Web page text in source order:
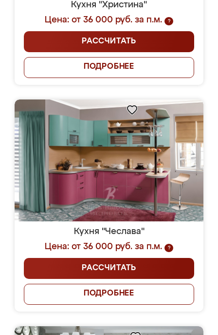
Кухня "Христина"
Цена: от 36 000 руб. за п.м.
?
РАССЧИТАТЬ
ПОДРОБНЕЕ
Кухня "Чеслава"
Цена: от 36 000 руб. за п.м.
?
РАССЧИТАТЬ
ПОДРОБНЕЕ